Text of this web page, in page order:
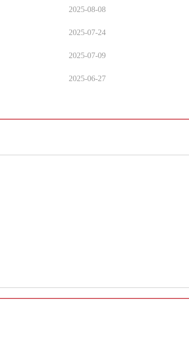
2025-08-08
2025-07-24
2025-07-09
2025-06-27